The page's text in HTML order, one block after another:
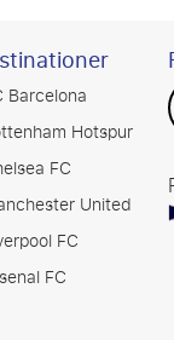
Barcelona
Hotspur
FC
United
FC
FC